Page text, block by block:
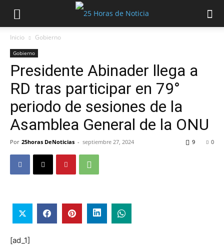
Inicio Gobierno
Gobierno
Presidente Abinader llega a
RD tras participar en 79°
periodo de sesiones de la
Asamblea General de la ONU
Por 25horas DeNoticias - septiembre 27, 2024 0
9
[ad_1]